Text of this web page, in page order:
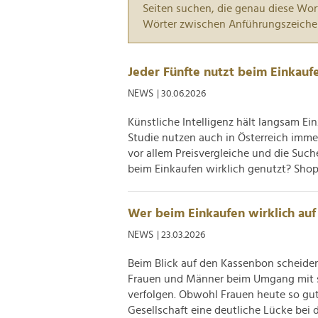
Seiten suchen, die genau diese
Wörter zwischen
Jeder Fünfte nutzt beim
NEWS | 30.06.2026
Künstliche Intelligenz hält langsam
Studie nutzen auch in Österreich
vor allem Preisvergleiche und die
beim Einkaufen wirklich genutzt?
Wer beim Einkaufen wirklich
NEWS | 23.03.2026
Beim Blick auf den Kassenbon
Frauen und Männer beim Umgang
verfolgen. Obwohl Frauen heute so
Gesellschaft eine deutliche Lücke bei